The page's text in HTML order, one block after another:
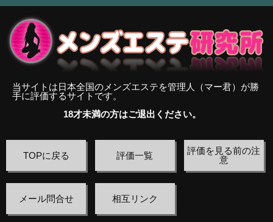
当サイトは日本全国のメンズエステを管理人（マー君）が勝
手に評価するサイトです。
18才未満の方はご退出ください。
TOPに戻る 評価一覧
評価を見る前の注
意
メール問合せ 相互リンク